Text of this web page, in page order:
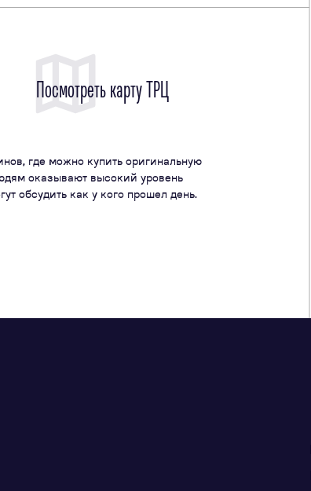
где можно купить оригинальную
оказывают высокий уровень
обсудить как у кого прошел день.
Посмотреть карту ТРЦ